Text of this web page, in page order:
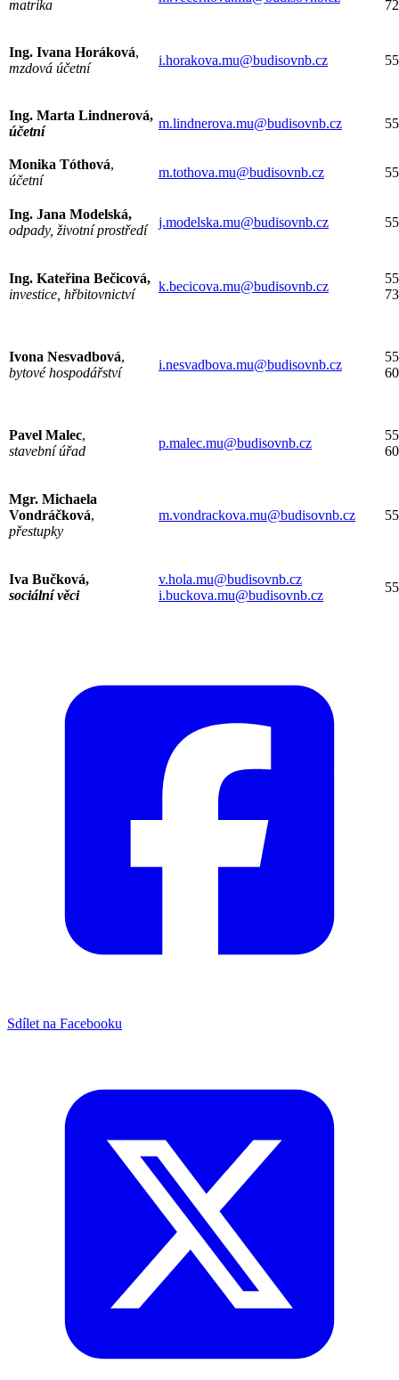
matrika
Ing. Ivana Horáková,
mzdová účetní
i.horakova.mu@budisovnb.cz
Ing. Marta Lindnerová,
účetní
m.lindnerova.mu@budisovnb.cz
Monika Tóthová,
účetní
m.tothova.mu@budisovnb.cz
Ing. Jana Modelská,
odpady, životní prostředí
j.modelska.mu@budisovnb.cz
Ing. Kateřina Bečicová,
investice, hřbitovnictví
k.becicova.mu@budisovnb.cz
Ivona Nesvadbová,
bytové hospodářství
i.nesvadbova.mu@budisovnb.cz
Pavel Malec,
stavební úřad
p.malec.mu@budisovnb.cz
Mgr. Michaela
Vondráčková,
přestupky
m.vondrackova.mu@budisovnb.cz
Iva Bučková,
sociální věci
v.hola.mu@budisovnb.cz
i.buckova.mu@budisovnb.cz
Sdílet na Facebooku